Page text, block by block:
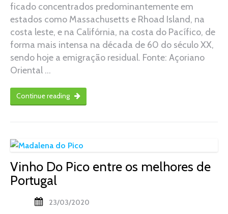
ficado concentrados predominantemente em
estados como Massachusetts e Rhoad Island, na
costa leste, e na Califórnia, na costa do Pacífico, de
forma mais intensa na década de 60 do século XX,
sendo hoje a emigração residual. Fonte: Açoriano
Oriental …
Continue reading
Vinho Do Pico entre os melhores de
Portugal
23/03/2020